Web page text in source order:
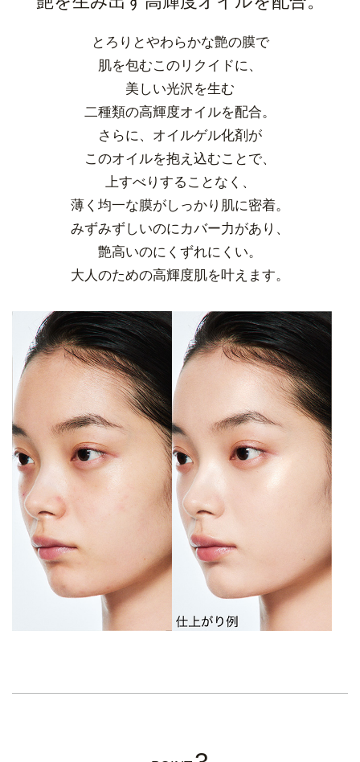
とろりとやわらかな艶の膜で
肌を包むこのリクイドに、
美しい光沢を生む
二種類の高輝度オイルを配合。
さらに、オイルゲル化剤が
このオイルを抱え込むことで、
上すべりすることなく、
薄く均一な膜がしっかり肌に密着。
みずみずしいのにカバー力があり、
艶高いのにくずれにくい。
大人のための高輝度肌を叶えます。